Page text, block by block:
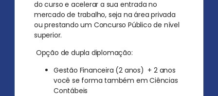
do curso e acelerar a sua entrada no
mercado de trabalho, seja na área privada
ou prestando um Concurso Público de nível
superior.
Opção de dupla diplomação:
Gestão Financeira (2 anos) + 2 anos
você se forma também em Ciências
Contábeis